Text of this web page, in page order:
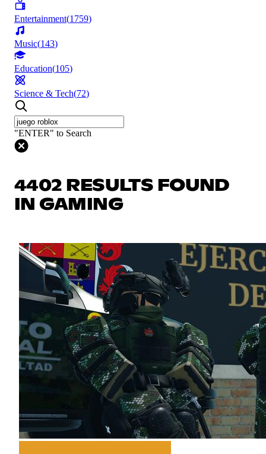
Entertainment(1759)
Music(143)
Education(105)
Science & Tech(72)
"ENTER" to Search
4402 RESULTS FOUND
IN GAMING